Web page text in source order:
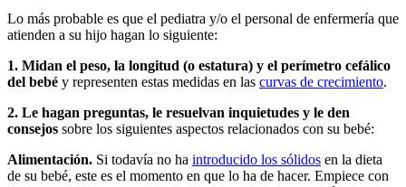
Lo más probable es que el pediatra y/o el personal de enfermería que
atienden a su hijo hagan lo siguiente:
1. Midan el peso, la longitud (o estatura) y el perímetro cefálico
del bebé y representen estas medidas en las curvas de crecimiento.
2. Le hagan preguntas, le resuelvan inquietudes y le den
consejos sobre los siguientes aspectos relacionados con su bebé:
Alimentación. Si todavía no ha introducido los sólidos en la dieta
de su bebé, este es el momento en que lo ha de hacer. Empiece con